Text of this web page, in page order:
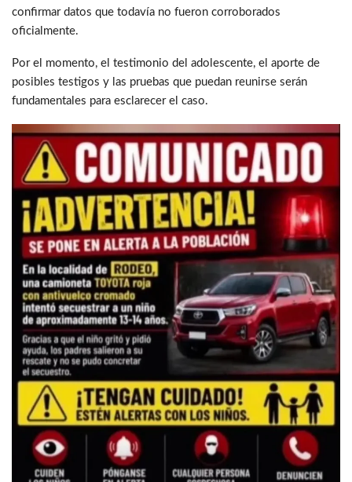
confirmar datos que todavía no fueron corroborados
oficialmente.
Por el momento, el testimonio del adolescente, el aporte de
posibles testigos y las pruebas que puedan reunirse serán
fundamentales para esclarecer el caso.